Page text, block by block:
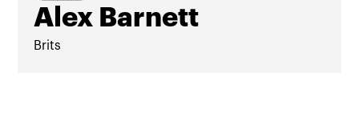
Alex Barnett
Brits